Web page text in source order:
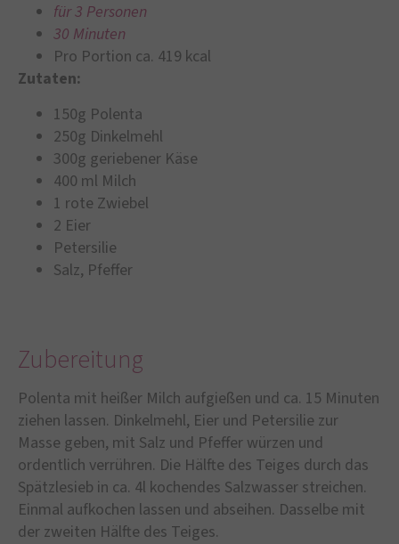
für 3 Personen
30 Minuten
Pro Portion ca. 419 kcal
Zutaten:
150g Polenta
250g Dinkelmehl
300g geriebener Käse
400 ml Milch
1 rote Zwiebel
2 Eier
Petersilie
Salz, Pfeffer
Zubereitung
Polenta mit heißer Milch aufgießen und ca. 15 Minuten
ziehen lassen. Dinkelmehl, Eier und Petersilie zur
Masse geben, mit Salz und Pfeffer würzen und
ordentlich verrühren. Die Hälfte des Teiges durch das
Spätzlesieb in ca. 4l kochendes Salzwasser streichen.
Einmal aufkochen lassen und abseihen. Dasselbe mit
der zweiten Hälfte des Teiges.